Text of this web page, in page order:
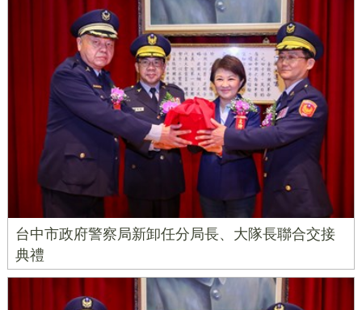
台中市政府警察局新卸任分局長、大隊長聯合交接
典禮